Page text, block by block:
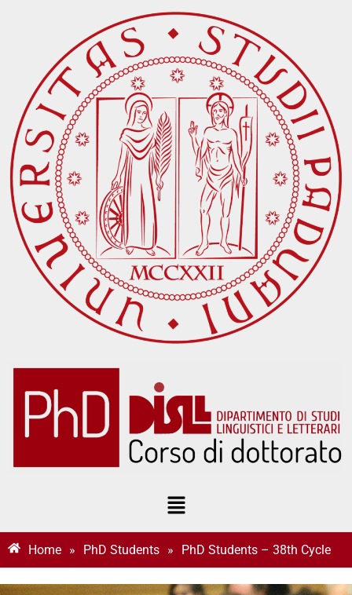
Home » PhD Students » PhD Students – 38th Cycle